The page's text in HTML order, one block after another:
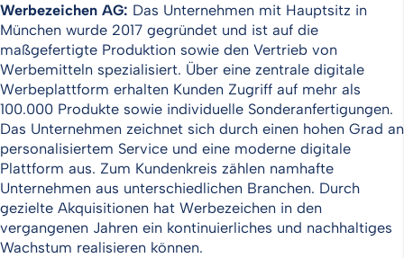
Werbezeichen AG: Das Unternehmen mit Hauptsitz in
München wurde 2017 gegründet und ist auf die
maßgefertigte Produktion sowie den Vertrieb von
Werbemitteln spezialisiert. Über eine zentrale digitale
Werbeplattform erhalten Kunden Zugriff auf mehr als
100.000 Produkte sowie individuelle Sonderanfertigungen.
Das Unternehmen zeichnet sich durch einen hohen Grad an
personalisiertem Service und eine moderne digitale
Plattform aus. Zum Kundenkreis zählen namhafte
Unternehmen aus unterschiedlichen Branchen. Durch
gezielte Akquisitionen hat Werbezeichen in den
vergangenen Jahren ein kontinuierliches und nachhaltiges
Wachstum realisieren können.